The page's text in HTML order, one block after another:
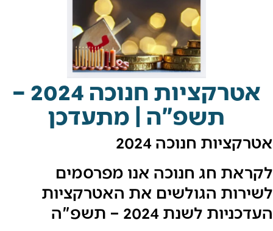
אטרקציות חנוכה 2024 –
תשפ"ה | מתעדכן
חנוכה 2024
חג חנוכה אנו מפרסמים
הגולשים את האטרקציות
לשנת 2024 – תשפ"ה